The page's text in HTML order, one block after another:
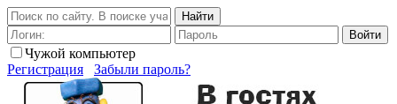
Найти
Войти
Чужой компьютер
Регистрация
Забыли пароль?